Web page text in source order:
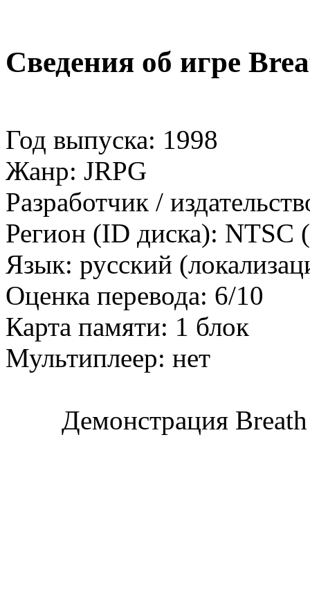
Сведения об игре
Год выпуска: 1998
Жанр: JRPG
Разработчик /
Регион (ID диска): NTSC
Язык: русский
Оценка перевода: 6/10
Карта памяти: 1 блок
Мультиплеер: нет
Демонстрация